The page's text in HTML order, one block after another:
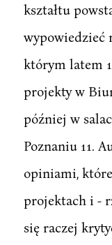
kształtu
wypowiedzieć
którym latem
projekty w
później w
Poznaniu 11.
opiniami,
projektach i -
się raczej